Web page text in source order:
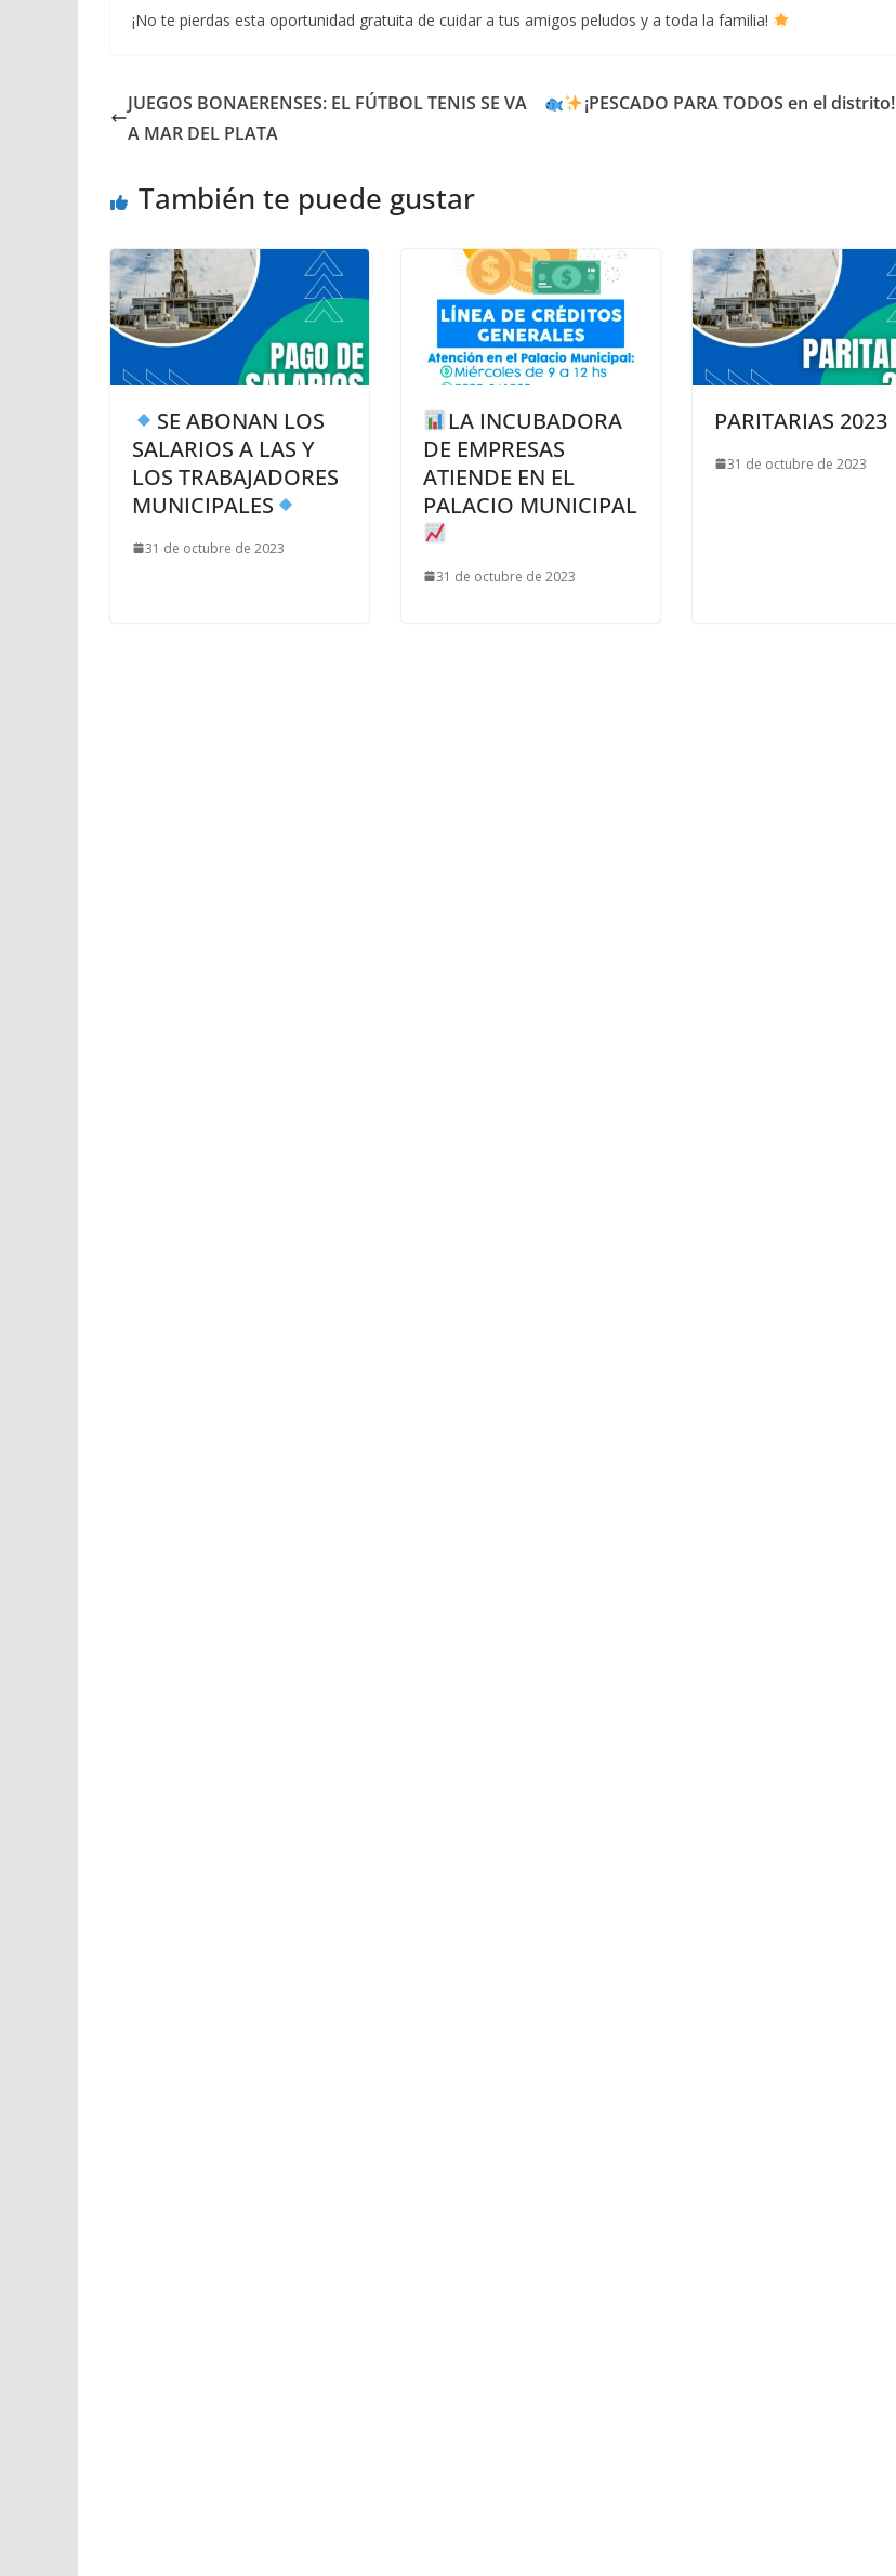
¡No te pierdas esta oportunidad gratuita de cuidar a tus amigos peludos y a toda la familia!
JUEGOS BONAERENSES: EL FÚTBOL TENIS SE VA
A MAR DEL PLATA
¡PESCADO PARA TODOS en el distrito!
También te puede gustar
SE ABONAN LOS
SALARIOS A LAS Y
LOS TRABAJADORES
MUNICIPALES
31 de octubre de 2023
LA INCUBADORA
DE EMPRESAS
ATIENDE EN EL
PALACIO MUNICIPAL
31 de octubre de 2023
PARITARIAS 2023
31 de octubre de 2023